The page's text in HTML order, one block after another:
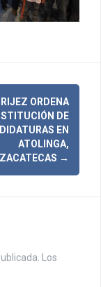
ORDENA
DE
EN
ATOLINGA,
ZACATECAS →
Los